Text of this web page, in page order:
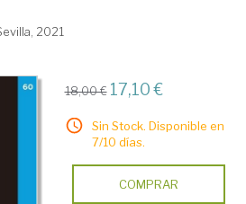
2021
18,00 € 17,10 €
Sin Stock. Disponible en
7/10 días.
COMPRAR